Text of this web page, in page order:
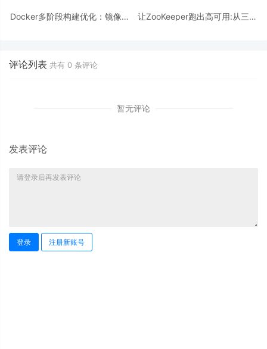
Docker多阶段构建优化：镜像体
让ZooKeeper跑出高可用:从三节
评论列表 共有 0 条评论
暂无评论
发表评论
登录 注册新账号